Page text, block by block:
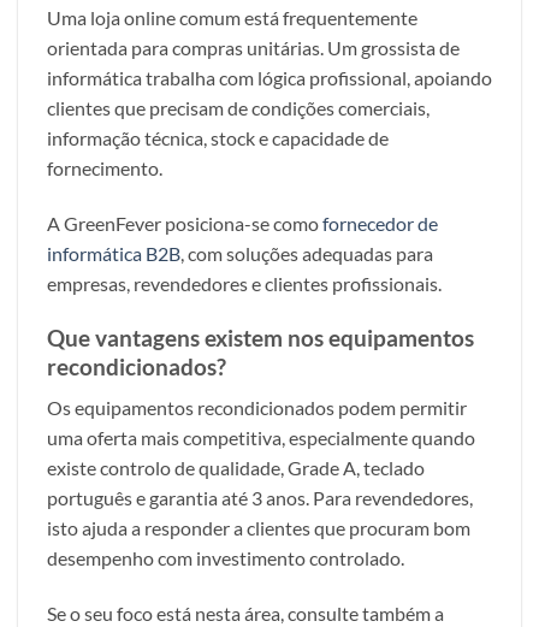
Uma loja online comum está frequentemente
orientada para compras unitárias. Um grossista de
informática trabalha com lógica profissional, apoiando
clientes que precisam de condições comerciais,
informação técnica, stock e capacidade de
fornecimento.
A GreenFever posiciona-se comofornecedor de
informática B2B, com soluções adequadas para
empresas, revendedores e clientes profissionais.
Que vantagens existem nos equipamentos
recondicionados?
Os equipamentos recondicionados podem permitir
uma oferta mais competitiva, especialmente quando
existe controlo de qualidade, Grade A, teclado
português e garantia até 3 anos. Para revendedores,
isto ajuda a responder a clientes que procuram bom
desempenho com investimento controlado.
Se o seu foco está nesta área, consulte também a